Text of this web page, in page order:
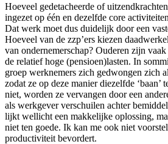
Hoeveel gedetacheerde of
ingezet op één en dezelfde core
Dat werk moet dus duidelijk door een
Hoeveel van de zzp’ers kiezen
van ondernemerschap? Ouderen zijn
de relatief hoge (pensioen)lasten. In
groep werknemers zich gedwongen zich
zodat ze op deze manier diezelfde ‘baan’
niet, worden ze vervangen door een
als werkgever verschuilen achter
lijkt wellicht een makkelijke oplossing,
niet ten goede. Ik kan me ook niet
productiviteit bevordert.